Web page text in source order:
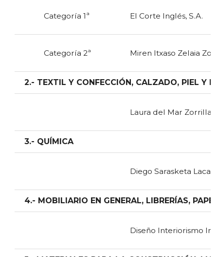
Categoría 1ª El Corte Inglés, S.A.
Categoría 2ª Miren Itxaso Zelaia
2.- TEXTIL Y CONFECCIÓN, CALZADO, PIEL Y
Laura del Mar Zorrilla
3.- QUÍMICA
Diego Sarasketa Lacasa
4.- MOBILIARIO EN GENERAL, LIBRERÍAS,
Diseño Interiorismo